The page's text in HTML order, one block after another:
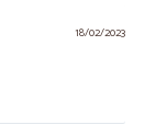
18/02/2023